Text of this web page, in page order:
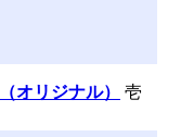
オリジナル）
壱